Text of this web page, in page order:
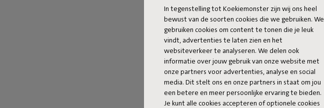
In tegenstelling tot Koekiemonster zijn wij ons heel
bewust van de soorten cookies die we gebruiken. We
gebruiken cookies om content te tonen die je leuk
vindt, advertenties te laten zien en het
websiteverkeer te analyseren. We delen ook
informatie over jouw gebruik van onze website met
onze partners voor advertenties, analyse en social
media. Dit stelt ons en onze partners in staat om jou
een betere en meer persoonlijke ervaring te bieden.
Je kunt alle cookies accepteren of optionele cookies